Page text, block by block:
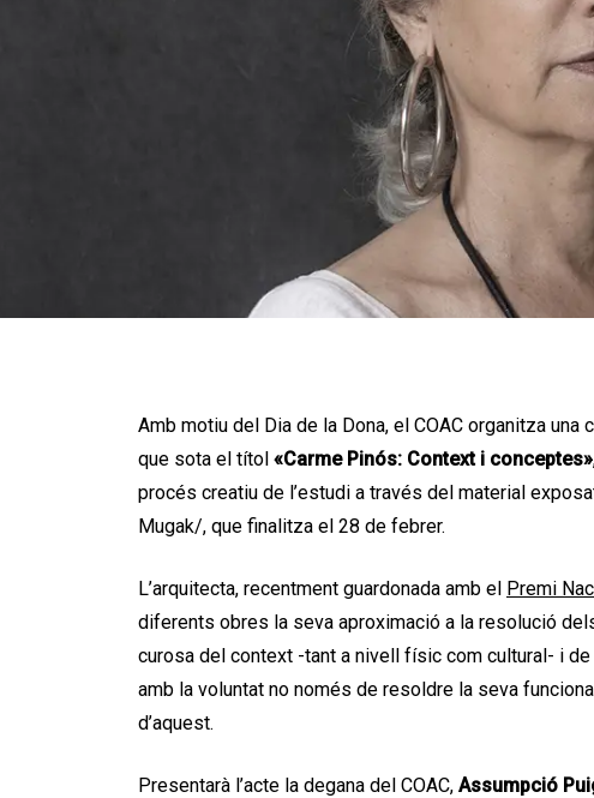
Amb motiu del Dia de la Dona, el COAC organitza una
que sota el títol «Carme Pinós: Context i conceptes»
procés creatiu de l’estudi a través del material
Mugak/, que finalitza el 28 de febrer.
L’arquitecta, recentment guardonada amb el Premi
diferents obres la seva aproximació a la resolució
curosa del context -tant a nivell físic com cultural- i
amb la voluntat no només de resoldre la seva
d’aquest.
Presentarà l’acte la degana del COAC, Assumpció